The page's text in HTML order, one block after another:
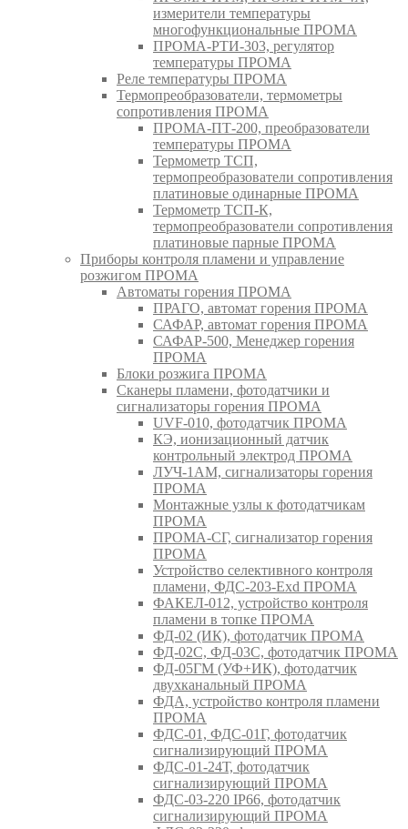
измерители температуры
многофункциональные ПРОМА
ПРОМА-РТИ-303, регулятор
температуры ПРОМА
Реле температуры ПРОМА
Термопреобразователи, термометры
сопротивления ПРОМА
ПРОМА-ПТ-200, преобразователи
температуры ПРОМА
Термометр ТСП,
термопреобразователи сопротивления
платиновые одинарные ПРОМА
Термометр ТСП-К,
термопреобразователи сопротивления
платиновые парные ПРОМА
Приборы контроля пламени и управление
розжигом ПРОМА
Автоматы горения ПРОМА
ПРАГО, автомат горения ПРОМА
САФАР, автомат горения ПРОМА
САФАР-500, Менеджер горения
ПРОМА
Блоки розжига ПРОМА
Сканеры пламени, фотодатчики и
сигнализаторы горения ПРОМА
UVF-010, фотодатчик ПРОМА
КЭ, ионизационный датчик
контрольный электрод ПРОМА
ЛУЧ-1АМ, сигнализаторы горения
ПРОМА
Монтажные узлы к фотодатчикам
ПРОМА
ПРОМА-СГ, сигнализатор горения
ПРОМА
Устройство селективного контроля
пламени, ФДС-203-Exd ПРОМА
ФАКЕЛ-012, устройство контроля
пламени в топке ПРОМА
ФД-02 (ИК), фотодатчик ПРОМА
ФД-02С, ФД-03С, фотодатчик ПРОМА
ФД-05ГМ (УФ+ИК), фотодатчик
двухканальный ПРОМА
ФДА, устройство контроля пламени
ПРОМА
ФДС-01, ФДС-01Г, фотодатчик
сигнализирующий ПРОМА
ФДС-01-24Т, фотодатчик
сигнализирующий ПРОМА
ФДС-03-220 IP66, фотодатчик
сигнализирующий ПРОМА